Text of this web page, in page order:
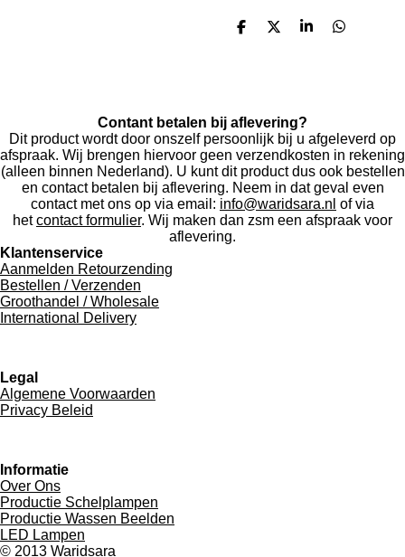
D
D
S
D
Contant betalen bij aflevering?
Dit product wordt door onszelf persoonlijk bij u afgeleverd op
afspraak. Wij brengen hiervoor geen verzendkosten in rekening
(alleen binnen Nederland). U kunt dit product dus ook bestellen
en contact betalen bij aflevering. Neem in dat geval even
contact met ons op via email: info@waridsara.nl of via
hetcontact formulier. Wij maken dan zsm een afspraak voor
aflevering.
Klantenservice
Aanmelden Retourzending
Bestellen / Verzenden
Groothandel / Wholesale
International Delivery
Legal
Algemene Voorwaarden
Privacy Beleid
Informatie
Over Ons
Productie Schelplampen
Productie Wassen Beelden
LED Lampen
© 2013 Waridsara